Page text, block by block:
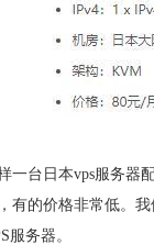
一台日本vps服务器
有的价格非常低。
服务器。